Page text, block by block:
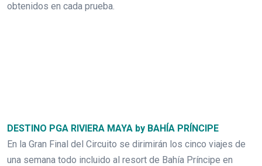
obtenidos en cada prueba.
DESTINO PGA RIVIERA MAYA by BAHÍA PRÍNCIPE
En la Gran Final del Circuito se dirimirán los cinco viajes de
una semana todo incluido al resort de Bahía Príncipe en